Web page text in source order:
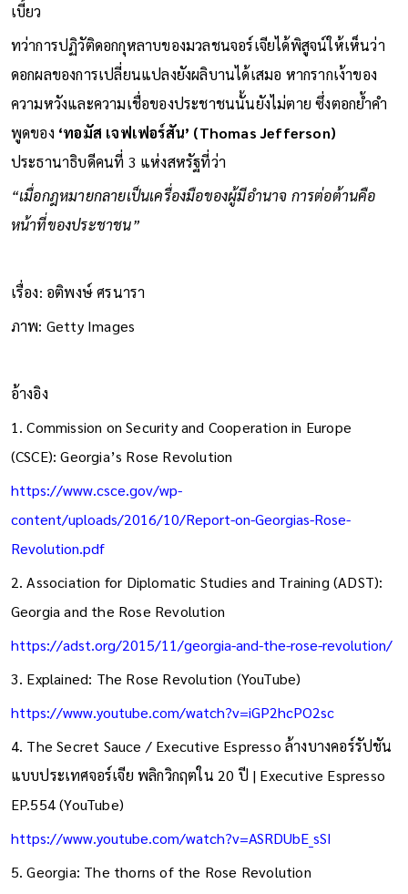
เบี้ยว
ทว่าการปฏิวัติดอกกุหลาบของมวลชนจอร์เจียได้พิสูจน์ให้เห็นว่า
ดอกผลของการเปลี่ยนแปลงยังผลิบานได้เสมอ หากรากเง้าของ
ความหวังและความเชื่อของประชาชนนั้นยังไม่ตาย ซึ่งตอกย้ำคำ
พูดของ ‘ทอมัส เจฟเฟอร์สัน’ (Thomas Jefferson)
ประธานาธิบดีคนที่ 3 แห่งสหรัฐที่ว่า
“เมื่อกฎหมายกลายเป็นเครื่องมือของผู้มีอำนาจ การต่อต้านคือ
หน้าที่ของประชาชน”
เรื่อง: อติพงษ์ ศรนารา
ภาพ: Getty Images
อ้างอิง
1. Commission on Security and Cooperation in Europe
(CSCE): Georgia’s Rose Revolution
https://www.csce.gov/wp-
content/uploads/2016/10/Report-on-Georgias-Rose-
Revolution.pdf
2. Association for Diplomatic Studies and Training (ADST):
Georgia and the Rose Revolution
https://adst.org/2015/11/georgia-and-the-rose-revolution/
3. Explained: The Rose Revolution (YouTube)
https://www.youtube.com/watch?v=iGP2hcPO2sc
4. The Secret Sauce / Executive Espresso ล้างบางคอร์รัปชัน
แบบประเทศจอร์เจีย พลิกวิกฤตใน 20 ปี | Executive Espresso
EP.554 (YouTube)
https://www.youtube.com/watch?v=ASRDUbE_sSI
5. Georgia: The thorns of the Rose Revolution